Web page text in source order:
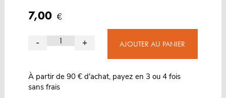
7,00 €
- + AJOUTER AU PANIER
À partir de 90 € d'achat, payez en 3 ou 4 fois
sans frais